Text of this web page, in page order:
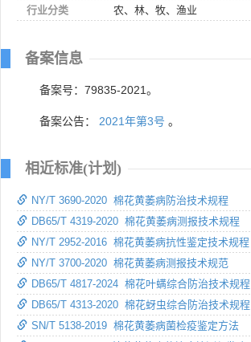
行业分类
农、林、牧、渔业
备案信息
备案号：79835-2021。
备案公告： 2021年第3号 。
相近标准(计划)
NY/T 3690-2020 棉花黄萎病防治技术规程
DB65/T 4319-2020 棉花黄萎病测报技术规程
NY/T 2952-2016 棉花黄萎病抗性鉴定技术规程
NY/T 3700-2020 棉花黄萎病测报技术规范
DB65/T 4817-2024 棉花叶螨综合防治技术规程
DB65/T 4313-2020 棉花蚜虫综合防治技术规程
SN/T 5138-2019 棉花黄萎病菌检疫鉴定方法